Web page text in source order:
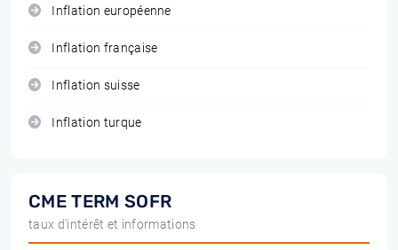
Inflation européenne
Inflation française
Inflation suisse
Inflation turque
CME TERM SOFR
taux d'intérêt et informations